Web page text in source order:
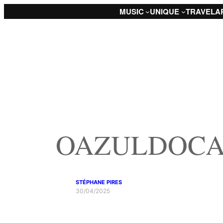
para
MUSIC UNIQUE TRAVEL
STÉPHANE PIRES
30/04/2025